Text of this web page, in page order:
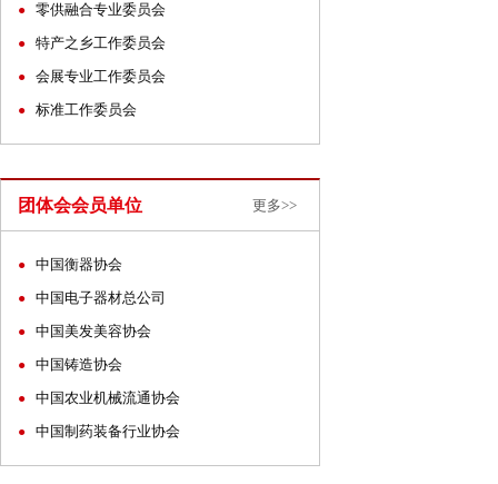
● 零供融合专业委员会
● 特产之乡工作委员会
● 会展专业工作委员会
● 标准工作委员会
团体会会员单位 更多>>
● 中国衡器协会
● 中国电子器材总公司
● 中国美发美容协会
● 中国铸造协会
● 中国农业机械流通协会
● 中国制药装备行业协会